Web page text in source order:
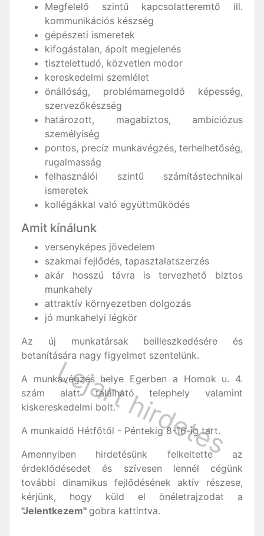
Megfelelő szintű kapcsolatteremtő ill.
kommunikációs készség
gépészeti ismeretek
kifogástalan, ápolt megjelenés
tisztelettudó, közvetlen modor
kereskedelmi szemlélet
önállóság, problémamegoldó képesség,
szervezőkészség
határozott, magabiztos, ambiciózus
személyiség
pontos, precíz munkavégzés, terhelhetőség,
rugalmasság
felhasználói szintű számítástechnikai
ismeretek
kollégákkal való együttműködés
Amit kínálunk
versenyképes jövedelem
szakmai fejlődés, tapasztalatszerzés
akár hosszú távra is tervezhető biztos
munkahely
attraktív környezetben dolgozás
jó munkahelyi légkör
Az új munkatársak beilleszkedésére és
betanítására nagy figyelmet szentelünk.
A munkavégzés helye Egerben a Homok u. 4.
szám alatt található telephely valamint
kiskereskedelmi bolt.
A munkaidő Hétfőtől - Péntekig 8-16-ig tart.
Amennyiben hirdetésünk felkeltette az
érdeklődésedet és szívesen lennél cégünk
további dinamikus fejlődésének aktív részese,
kérjünk, hogy küld el önéletrajzodat a
"Jelentkezem" gobra kattintva.